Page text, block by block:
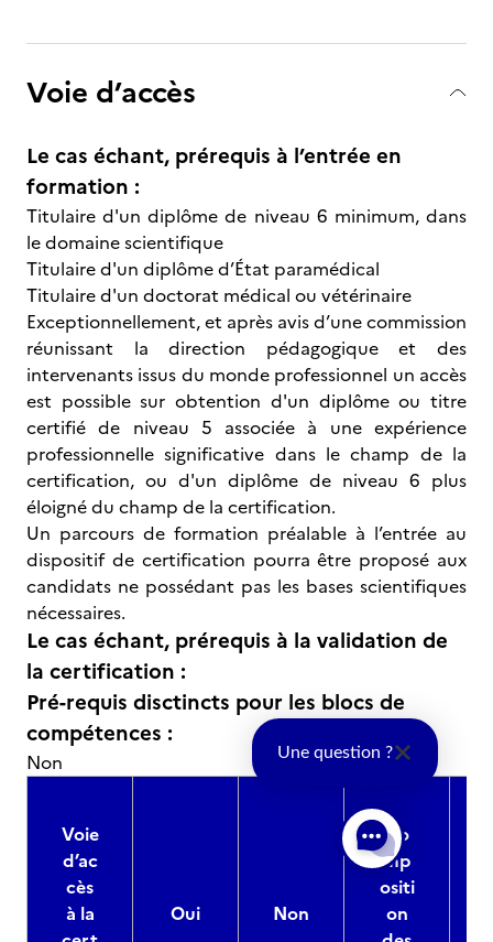
Voie d’accès
Le cas échant, prérequis à l’entrée en
formation :
Titulaire d'un diplôme de niveau 6 minimum, dans
le domaine scientifique
Titulaire d'un diplôme d’État paramédical
Titulaire d'un doctorat médical ou vétérinaire
Exceptionnellement, et après avis d’une commission
réunissant la direction pédagogique et des
intervenants issus du monde professionnel un accès
est possible sur obtention d'un diplôme ou titre
certifié de niveau 5 associée à une expérience
professionnelle significative dans le champ de la
certification, ou d'un diplôme de niveau 6 plus
éloigné du champ de la certification.
Un parcours de formation préalable à l’entrée au
dispositif de certification pourra être proposé aux
candidats ne possédant pas les bases scientifiques
nécessaires.
Le cas échant, prérequis à la validation de
la certification :
Pré-requis disctincts pour les blocs de
compétences :
Non
Voie
d’ac
cès
à la
Oui Non
Co
mp
ositi
on
Une question ?